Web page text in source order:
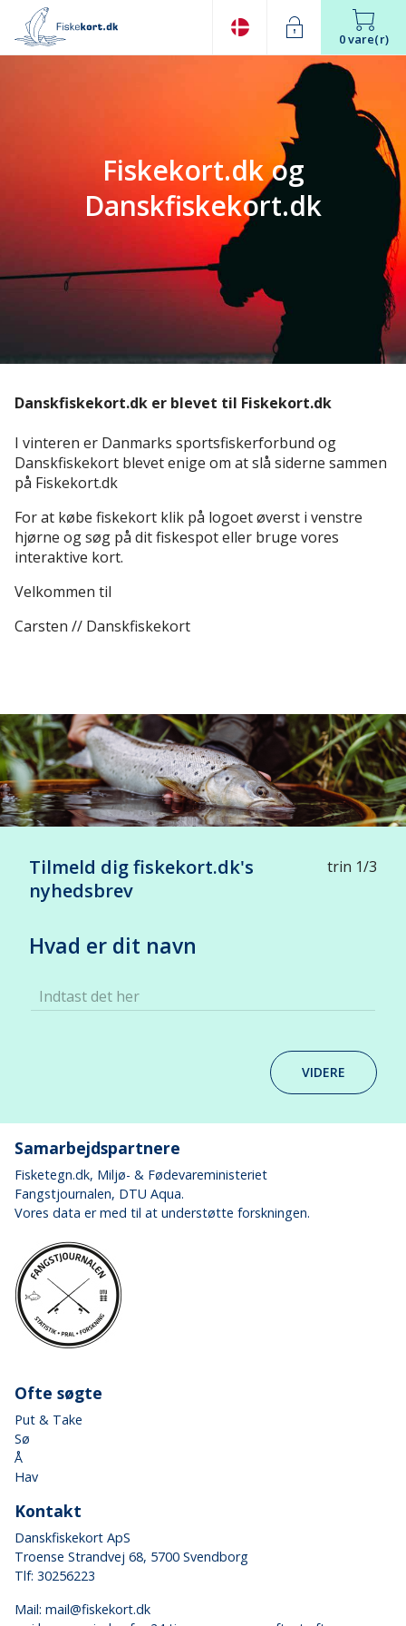
0 vare(r)
Fiskekort.dk og
Danskfiskekort.dk
Danskfiskekort.dk er blevet til Fiskekort.dk
I vinteren er Danmarks sportsfiskerforbund og
Danskfiskekort blevet enige om at slå siderne sammen
på Fiskekort.dk
For at købe fiskekort klik på logoet øverst i venstre
hjørne og søg på dit fiskespot eller bruge vores
interaktive kort.
Velkommen til
Carsten // Danskfiskekort
Tilmeld dig fiskekort.dk's
nyhedsbrev
trin 1/3
Hvad er dit navn
Indtast det her
VIDERE
Samarbejdspartnere
Fisketegn.dk, Miljø- & Fødevareministeriet
Fangstjournalen, DTU Aqua.
Vores data er med til at understøtte forskningen.
Ofte søgte
Put & Take
Sø
Å
Hav
Kontakt
Danskfiskekort ApS
Troense Strandvej 68, 5700 Svendborg
Tlf: 30256223
Mail: mail@fiskekort.dk